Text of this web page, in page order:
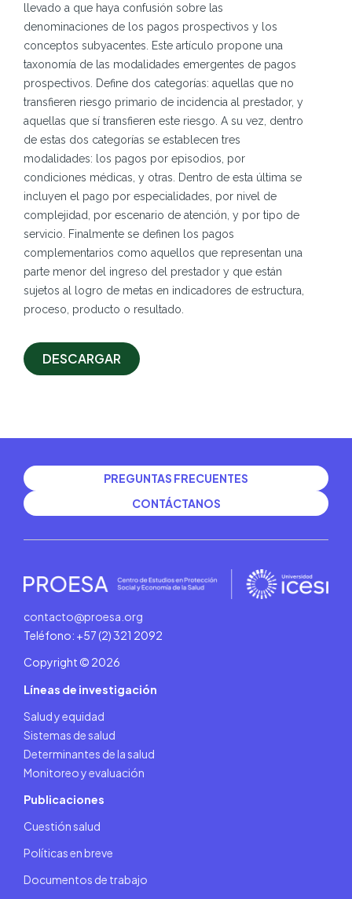
llevado a que haya confusión sobre las
denominaciones de los pagos prospectivos y los
conceptos subyacentes. Este artículo propone una
taxonomía de las modalidades emergentes de pagos
prospectivos. Define dos categorías: aquellas que no
transfieren riesgo primario de incidencia al prestador, y
aquellas que sí transfieren este riesgo. A su vez, dentro
de estas dos categorías se establecen tres
modalidades: los pagos por episodios, por
condiciones médicas, y otras. Dentro de esta última se
incluyen el pago por especialidades, por nivel de
complejidad, por escenario de atención, y por tipo de
servicio. Finalmente se definen los pagos
complementarios como aquellos que representan una
parte menor del ingreso del prestador y que están
sujetos al logro de metas en indicadores de estructura,
proceso, producto o resultado.
DESCARGAR
PREGUNTAS FRECUENTES
CONTÁCTANOS
contacto@proesa.org
Teléfono: +57 (2) 321 2092
Copyright © 2026
Líneas de investigación
Salud y equidad
Sistemas de salud
Determinantes de la salud
Monitoreo y evaluación
Publicaciones
Cuestión salud
Políticas en breve
Documentos de trabajo